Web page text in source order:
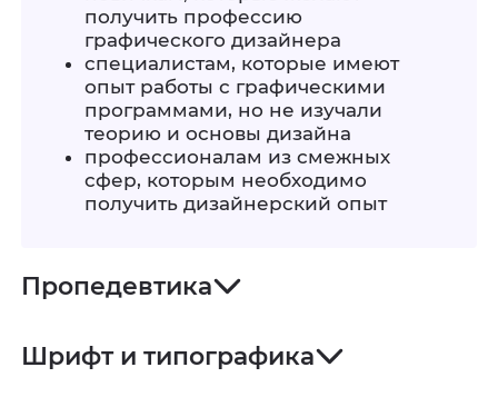
получить профессию
графического дизайнера
специалистам, которые имеют
опыт работы с графическими
программами, но не изучали
теорию и основы дизайна
профессионалам из смежных
сфер, которым необходимо
получить дизайнерский опыт
Пропедевтика
Шрифт и типографика